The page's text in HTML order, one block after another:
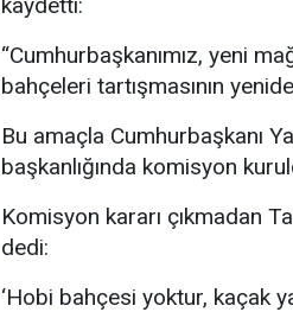
“Cumhurbaşkanımız, yeni
bahçeleri tartışmasının
Bu amaçla Cumhurbaşkanı
başkanlığında komisyon
Komisyon kararı çıkmadan
dedi:
‘Hobi bahçesi yoktur, kaçak